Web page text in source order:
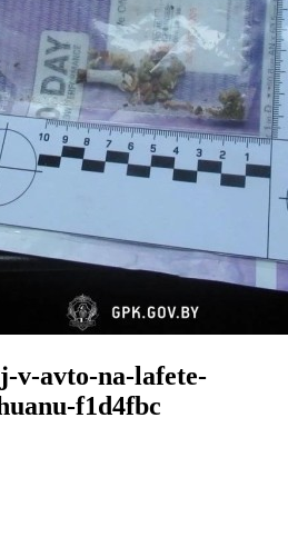
v-avto-na-lafete-
f1d4fbc